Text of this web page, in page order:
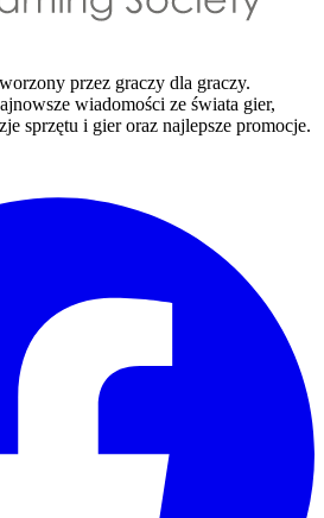
przez graczy dla graczy.
wiadomości ze świata gier,
sprzętu i gier oraz najlepsze promocje.